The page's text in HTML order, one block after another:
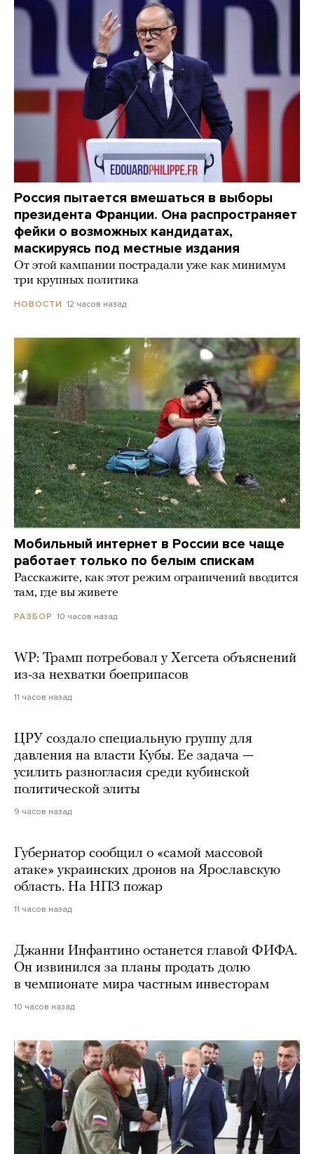
Россия пытается вмешаться в выборы
президента Франции. Она распространяет
фейки о возможных кандидатах,
маскируясь под местные издания
От этой кампании пострадали уже как минимум
три крупных политика
НОВОСТИ 12 часов назад
Мобильный интернет в России все чаще
работает только по белым спискам
Расскажите, как этот режим ограничений вводится
там, где вы живете
РАЗБОР 10 часов назад
WP: Трамп потребовал у Хегсета объяснений
из-за нехватки боеприпасов
11 часов назад
ЦРУ создало специальную группу для
давления на власти Кубы. Ее задача —
усилить разногласия среди кубинской
политической элиты
9 часов назад
Губернатор сообщил о «самой массовой
атаке» украинских дронов на Ярославскую
область. На НПЗ пожар
11 часов назад
Джанни Инфантино останется главой ФИФА.
Он извинился за планы продать долю
в чемпионате мира частным инвесторам
10 часов назад